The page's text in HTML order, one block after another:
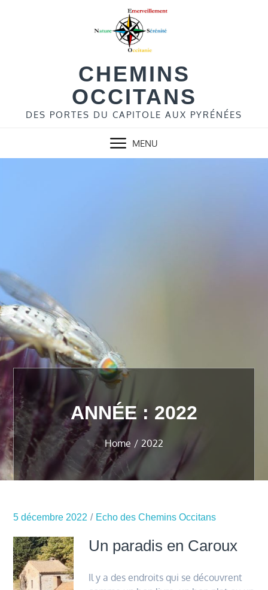
CHEMINS
OCCITANS
DES PORTES DU CAPITOLE AUX PYRÉNÉES
MENU
ANNÉE : 2022
Home 2022
5 décembre 2022 Echo des Chemins Occitans
Un paradis en Caroux
Il y a des endroits qui se découvrent